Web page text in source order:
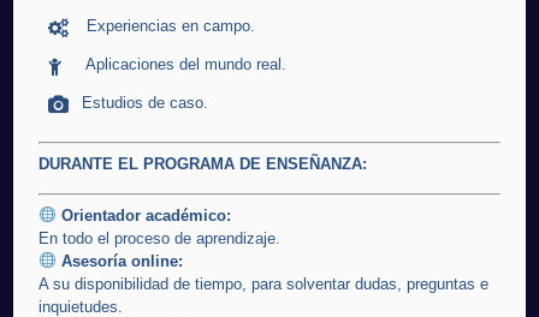
Experiencias en campo.
Aplicaciones del mundo real.
Estudios de caso.
DURANTE EL PROGRAMA DE ENSEÑANZA:
Orientador académico:
En todo el proceso de aprendizaje.
Asesoría online:
A su disponibilidad de tiempo, para solventar dudas, preguntas e
inquietudes.